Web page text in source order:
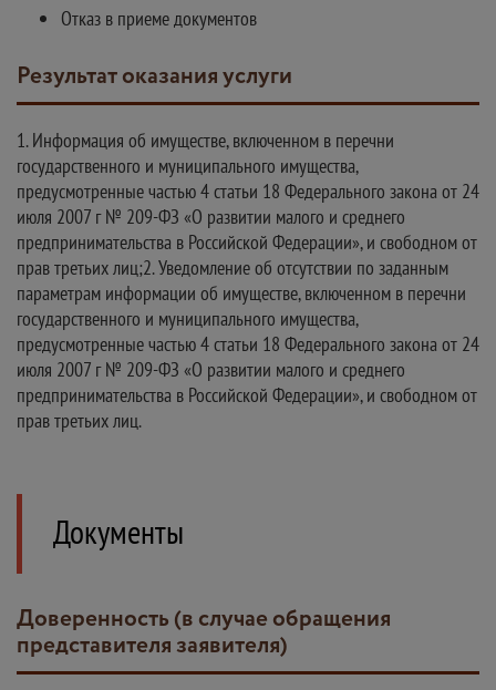
Отказ в приеме документов
Результат оказания услуги
1. Информация об имуществе, включенном в перечни
государственного и муниципального имущества,
предусмотренные частью 4 статьи 18 Федерального закона от 24
июля 2007 г № 209-ФЗ «О развитии малого и среднего
предпринимательства в Российской Федерации», и свободном от
прав третьих лиц;2. Уведомление об отсутствии по заданным
параметрам информации об имуществе, включенном в перечни
государственного и муниципального имущества,
предусмотренные частью 4 статьи 18 Федерального закона от 24
июля 2007 г № 209-ФЗ «О развитии малого и среднего
предпринимательства в Российской Федерации», и свободном от
прав третьих лиц.
Документы
Доверенность (в случае обращения
представителя заявителя)